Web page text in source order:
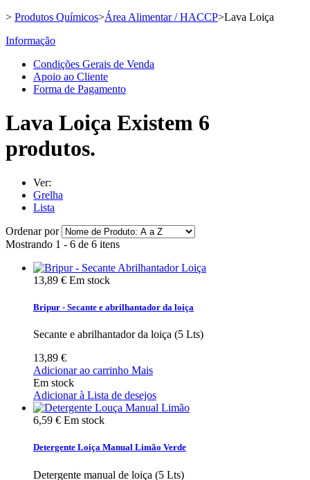
> Produtos Químicos>Área Alimentar / HACCP>Lava Loiça
Informação
Condições Gerais de Venda
Apoio ao Cliente
Forma de Pagamento
Lava Loiça Existem 6
produtos.
Ver:
Grelha
Lista
Ordenar por
Mostrando 1 - 6 de 6 itens
13,89 € Em stock
Bripur - Secante e abrilhantador da loiça
Secante e abrilhantador da loiça (5 Lts)
13,89 €
Adicionar ao carrinho Mais
Em stock
Adicionar à Lista de desejos
6,59 € Em stock
Detergente Loiça Manual Limão Verde
Detergente manual de loiça (5 Lts)